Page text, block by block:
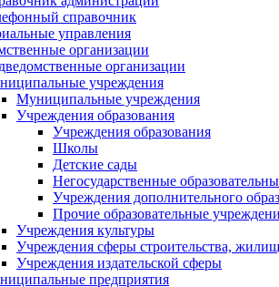
справочник
управления
организации
организации
учреждения
Муниципальные учреждения
Учреждения образования
Учреждения образования
Школы
Детские сады
Негосударственные
Учреждения дополнительного
Прочие образовательные
Учреждения культуры
Учреждения сферы строительства,
Учреждения издательской сферы
предприятия